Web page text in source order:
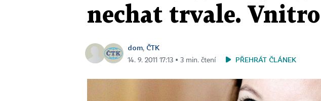
nechat trvale.
dom, ČTK
14. 9. 2011 17:13 ▪ 3 min. čtení PŘEHRÁT ČLÁNEK